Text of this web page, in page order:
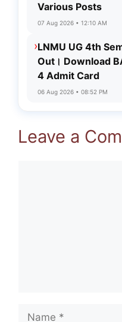
Various Posts
07 Aug 2026 • 12:10 AM
›LNMU UG 4th
Out। Download
4 Admit Card
06 Aug 2026 • 08:52 PM
Leave a
Name